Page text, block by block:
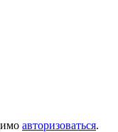
авторизоваться.